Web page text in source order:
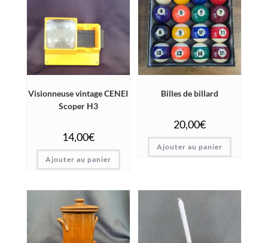
Visionneuse vintage CENEI
Scoper H3
14,00€
Ajouter au panier
Billes de billard
20,00€
Ajouter au panier